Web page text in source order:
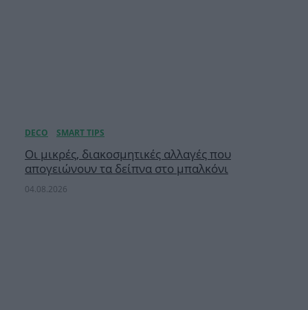
Οι μικρές, διακοσμητικές αλλαγές που
απογειώνουν τα δείπνα στο μπαλκόνι
04.08.2026